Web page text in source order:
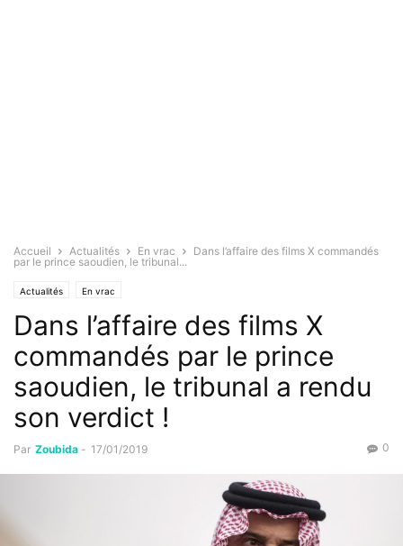
Accueil Actualités En vrac
Dans l’affaire des films X commandés
par le prince saoudien, le tribunal...
Actualités En vrac
Dans l’affaire des films X
commandés par le prince
saoudien, le tribunal a rendu
son verdict !
Par Zoubida - 17/01/2019 0